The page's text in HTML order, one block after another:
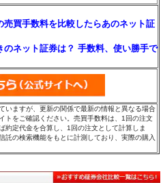
買手数料を比較したらあのネット証
ネット証券は？ 手数料、使い勝手で
ますが、更新の関係で最新の情報と異なる場合
トをご確認ください。売買手数料は、1回の注文
約定代金を合算し、1回の注文として計算しま
託の検索機能をもとに計測しており、実際の購入